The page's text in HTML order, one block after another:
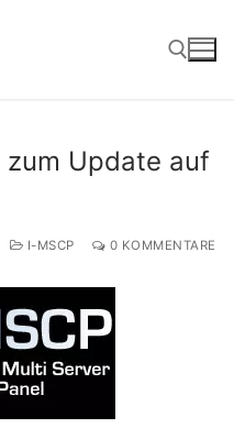
zum Update auf
I-MSCP 0 KOMMENTARE